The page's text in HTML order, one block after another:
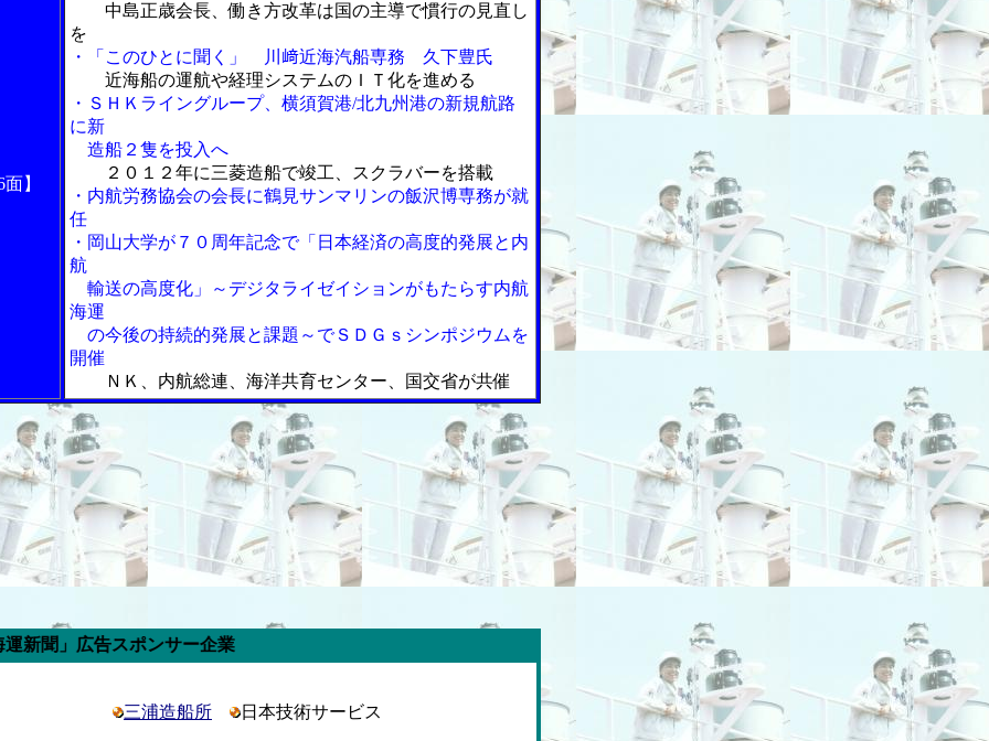
】
中島正歳会長、働き方改革は国の主導で慣行の見直し
を
・「このひとに聞く」 川﨑近海汽船専務 久下豊氏
近海船の運航や経理システムのＩＴ化を進める
・ＳＨＫライングループ、横須賀港/北九州港の新規航路
に新
造船２隻を投入へ
２０１２年に三菱造船で竣工、スクラバーを搭載
・内航労務協会の会長に鶴見サンマリンの飯沢博専務が就
任
・岡山大学が７０周年記念で「日本経済の高度的発展と内
航
輸送の高度化」～デジタライゼイションがもたらす内航
海運
の今後の持続的発展と課題～でＳＤＧｓシンポジウムを
開催
ＮＫ、内航総連、海洋共育センター、国交省が共催
ポンサー企業
三浦造船所 日本技術サービス